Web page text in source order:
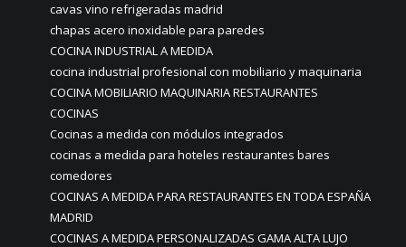
cavas vino refrigeradas madrid
chapas acero inoxidable para paredes
COCINA INDUSTRIAL A MEDIDA
cocina industrial profesional con mobiliario y maquinaria
COCINA MOBILIARIO MAQUINARIA RESTAURANTES
COCINAS
Cocinas a medida con módulos integrados
cocinas a medida para hoteles restaurantes bares
comedores
COCINAS A MEDIDA PARA RESTAURANTES EN TODA ESPAÑA
MADRID
COCINAS A MEDIDA PERSONALIZADAS GAMA ALTA LUJO